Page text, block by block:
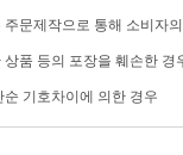
주문제작으로 통해 소비자
품 등의 포장을 훼손한 경
순 기호차이에 의한 경우